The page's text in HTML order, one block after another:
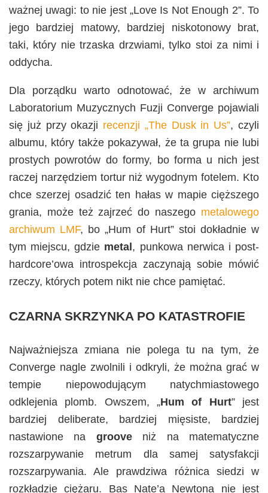
ważnej uwagi: to nie jest „Love Is Not Enough 2”. To
jego bardziej matowy, bardziej niskotonowy brat,
taki, który nie trzaska drzwiami, tylko stoi za nimi i
oddycha.
Dla porządku warto odnotować, że w archiwum
Laboratorium Muzycznych Fuzji Converge pojawiali
się już przy okazji recenzji „The Dusk in Us”, czyli
albumu, który także pokazywał, że ta grupa nie lubi
prostych powrotów do formy, bo forma u nich jest
raczej narzędziem tortur niż wygodnym fotelem. Kto
chce szerzej osadzić ten hałas w mapie cięższego
grania, może też zajrzeć do naszego metalowego
archiwum LMF, bo „Hum of Hurt” stoi dokładnie w
tym miejscu, gdzie metal , punkowa nerwica i post-
hardcore’owa introspekcja zaczynają sobie mówić
rzeczy, których potem nikt nie chce pamiętać.
CZARNA SKRZYNKA PO KATASTROFIE
Najważniejsza zmiana nie polega tu na tym, że
Converge nagle zwolnili i odkryli, że można grać w
tempie niepowodującym natychmiastowego
odklejenia plomb. Owszem, „Hum of Hurt” jest
bardziej deliberate, bardziej mięsiste, bardziej
nastawione na grooveniż na matematyczne
rozszarpywanie metrum dla samej satysfakcji
rozszarpywania. Ale prawdziwa różnica siedzi w
rozkładzie ciężaru. Bas Nate’a Newtona nie jest